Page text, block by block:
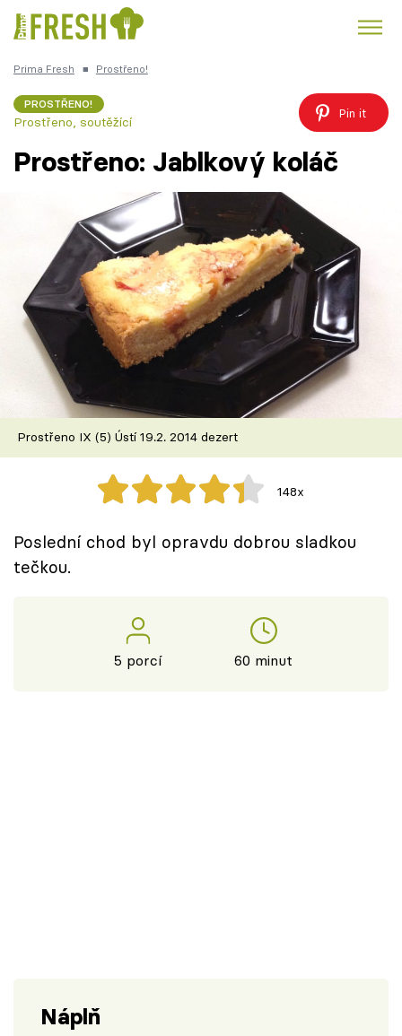
Česká kuchyně
Témata
Recepty
Články
TV Program
Škola vaření
Recepty z TV
Speciál: Cuketa
Těhotnej kuchař
Přihlášení
Prima Fresh ■ Prostřeno!
PROSTŘENO!
Prostřeno, soutěžící
Pin it
Prostřeno: Jablkový koláč
Prostřeno IX (5) Ústí 19.2. 2014 dezert
148x
Poslední chod byl opravdu dobrou sladkou
tečkou.
5 porcí 60 minut
Náplň